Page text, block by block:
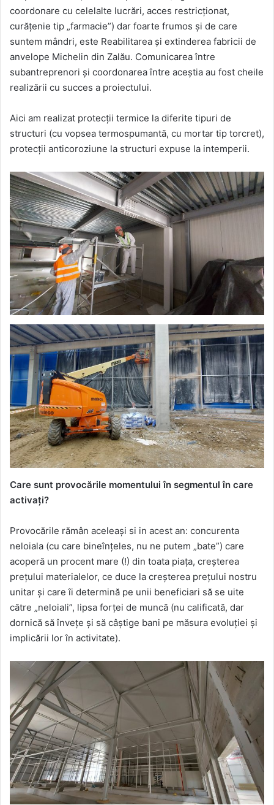
coordonare cu celelalte lucrări, acces restricționat,
curățenie tip „farmacie”) dar foarte frumos și de care
suntem mândri, este Reabilitarea și extinderea fabricii de
anvelope Michelin din Zalău. Comunicarea între
subantreprenori și coordonarea între aceștia au fost cheile
realizării cu succes a proiectului.
Aici am realizat protecții termice la diferite tipuri de
structuri (cu vopsea termospumantă, cu mortar tip torcret),
protecții anticoroziune la structuri expuse la intemperii.
Care sunt provocările momentului în segmentul în care
activați?
Provocările rămân aceleași si in acest an: concurenta
neloiala (cu care bineînțeles, nu ne putem „bate”) care
acoperă un procent mare (!) din toata piața, creșterea
prețului materialelor, ce duce la creșterea prețului nostru
unitar și care îi determină pe unii beneficiari să se uite
către „neloiali”, lipsa forței de muncă (nu calificată, dar
dornică să învețe și să câștige bani pe măsura evoluției și
implicării lor în activitate).